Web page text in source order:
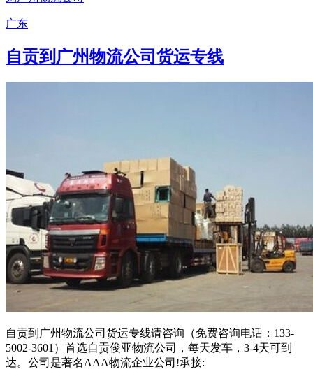
广东
自贡到广州物流公司货运专线
自贡到广州物流公司货运专线请咨询（免费咨询电话：133-
5002-3601）首选自贡俊亚物流公司，每天发车，3-4天可到
达。公司是著名AAA物流企业公司!承接: